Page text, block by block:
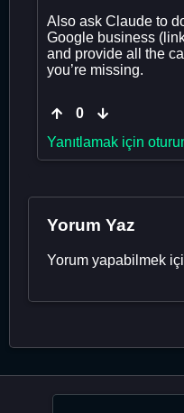
Also ask Claude to
Google business
and provide all the
you’re missing.
0
Yanıtlamak için
Yorum Yaz
Yorum yapabilmek